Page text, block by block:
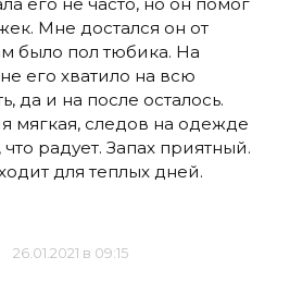
Мне достался он от
было пол тюбика. На
его хватило на всю
да и на после осталось.
мягкая, следов на одежде
что радует. Запах приятный.
для теплых дней.
26.01.2021 в 09:15